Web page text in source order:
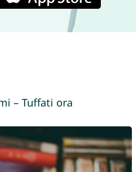
– Tuffati ora